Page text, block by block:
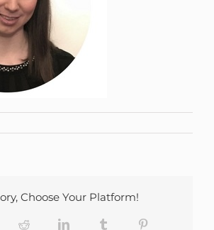
Choose Your Platform!
Reddit LinkedIn Tumblr